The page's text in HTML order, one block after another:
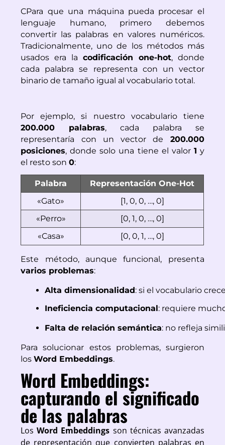
CPara que una máquina pueda procesar el
lenguaje humano, primero debemos
convertir las palabras en valores numéricos.
Tradicionalmente, uno de los métodos más
usados era la codificación one-hot, donde
cada palabra se representa con un vector
binario de tamaño igual al vocabulario total.
Por ejemplo, si nuestro vocabulario tiene
200.000 palabras, cada palabra se
representaría con un vector de 200.000
posiciones, donde solo una tiene el valor 1 y
el resto son0:
Palabra
Representación One-Hot
«Gato»
[1, 0, 0, …, 0]
«Perro»
[0, 1, 0, …, 0]
«Casa»
[0, 0, 1, …, 0]
Este método, aunque funcional, presenta
varios problemas:
Alta dimensionalidad: si el vocabulario
Ineficiencia computacional: requiere
Falta de relación semántica: no refleja
Para solucionar estos problemas, surgieron
losWord Embeddings.
Word Embeddings:
capturando el significado
de las palabras
LosWord Embeddings son técnicas avanzadas
de representación que convierten palabras en